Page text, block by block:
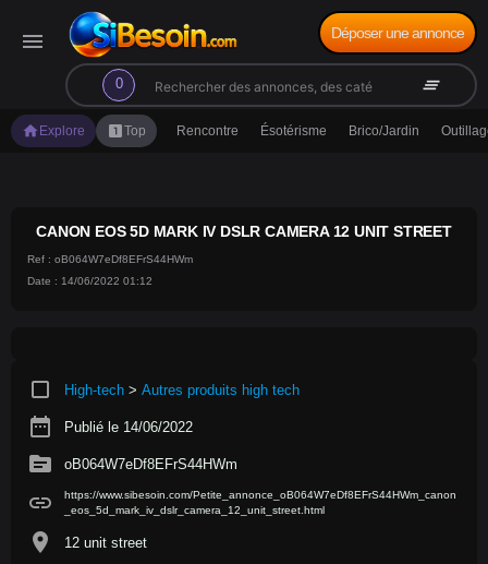
menu
0
search clear_all
Déposer une annonce
home Explore looks_oneTop Rencontre Ésotérisme Brico/Jardin
CANON EOS 5D MARK IV DSLR CAMERA 12 UNIT STREET
Ref : oB064W7eDf8EFrS44HWm
Date : 14/06/2022 01:12
crop_square High-tech > Autres produits high tech
date_range Publié le 14/06/2022
source oB064W7eDf8EFrS44HWm
link
https://www.sibesoin.com/Petite_annonce_oB064W7eDf8EFrS44HWm_canon
_eos_5d_mark_iv_dslr_camera_12_unit_street.html
location_on 12 unit street